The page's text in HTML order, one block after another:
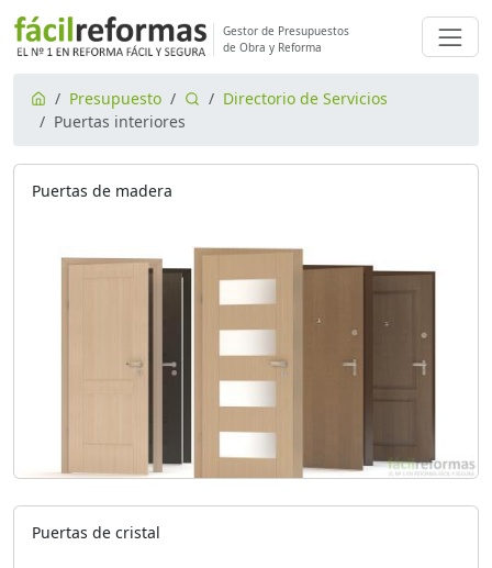
Gestor de Presupuestos
de Obra y Reforma
Presupuesto
Directorio de Servicios
Puertas interiores
Puertas de madera
Puertas de cristal